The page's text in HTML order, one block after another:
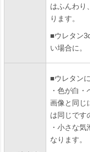
はふんわり
ります。
■ウレタン
い場合に。
■ウレタン
・色が白・
画像と同じ
は同じです
・小さな
なります。